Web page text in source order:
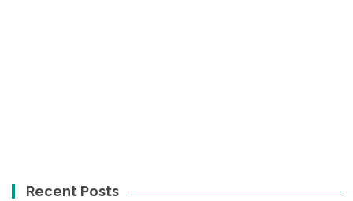
Recent Posts